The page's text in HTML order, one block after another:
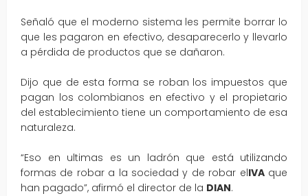
Señaló que el moderno sistema les permite borrar lo
que les pagaron en efectivo, desaparecerlo y llevarlo
a pérdida de productos que se dañaron.
Dijo que de esta forma se roban los impuestos que
pagan los colombianos en efectivo y el propietario
del establecimiento tiene un comportamiento de esa
naturaleza.
“Eso en ultimas es un ladrón que está utilizando
formas de robar a la sociedad y de robar elIVAque
han pagado”, afirmó el director de la DIAN.